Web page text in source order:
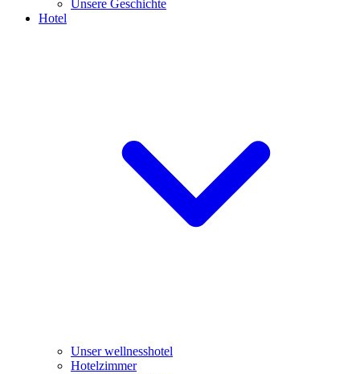
Unsere Geschichte
Hotel
Unser wellnesshotel
Hotelzimmer